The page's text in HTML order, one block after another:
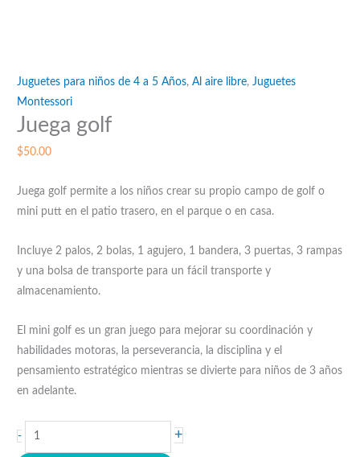
Juguetes para niños de 4 a 5 Años,Al aire libre,Juguetes
Montessori
Juega golf
$50.00
Juega golf permite a los niños crear su propio campo de golf o
mini putt en el patio trasero, en el parque o en casa.
Incluye 2 palos, 2 bolas, 1 agujero, 1 bandera, 3 puertas, 3 rampas
y una bolsa de transporte para un fácil transporte y
almacenamiento.
El mini golf es un gran juego para mejorar su coordinación y
habilidades motoras, la perseverancia, la disciplina y el
pensamiento estratégico mientras se divierte para niños de 3 años
en adelante.
-
Juega
golf
+